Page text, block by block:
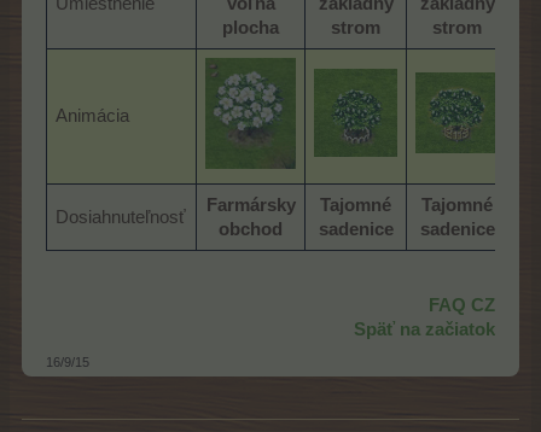
Umiestnenie
voľná
plocha
základný
strom
základný
strom
Animácia
Dosiahnuteľnosť
Farmársky
obchod
Tajomné
sadenice
Tajomné
sadenice
FAQ CZ
Späť na začiatok
16/9/15